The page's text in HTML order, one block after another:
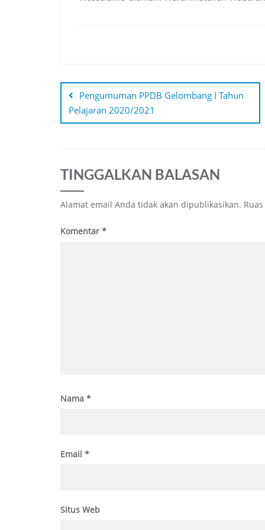
Navigasi
posPengumuman PPDB Gelombang I Tahun
Pelajaran 2020/2021
TINGGALKAN BALASAN
Alamat email Anda tidak akan dipublikasikan.
Komentar *
Nama *
Email *
Situs Web